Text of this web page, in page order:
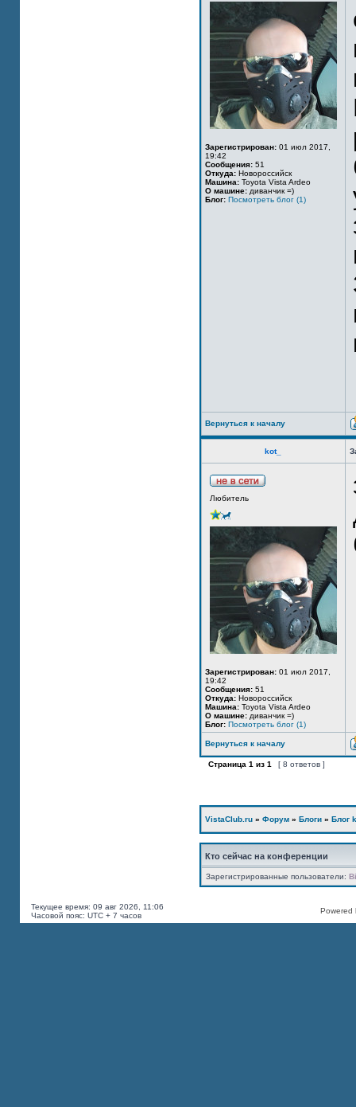
Зарегистрирован: 01 июл 2017,
19:42
Сообщения: 51
Откуда: Новороссийск
Машина: Toyota Vista Ardeo
О машине: диванчик =)
Блог: Посмотреть блог (1)
Вернуться к началу
kot_
Любитель
Зарегистрирован: 01 июл 2017,
19:42
Сообщения: 51
Откуда: Новороссийск
Машина: Toyota Vista Ardeo
О машине: диванчик =)
Блог: Посмотреть блог (1)
Вернуться к началу
Страница 1 из 1 [ 8 ответов ]
VistaClub.ru » Форум » Блоги » Блог
Кто сейчас на конференции
Зарегистрированные пользователи:
Текущее время: 09 авг 2026, 11:06
Часовой пояс: UTC + 7 часов
Powered